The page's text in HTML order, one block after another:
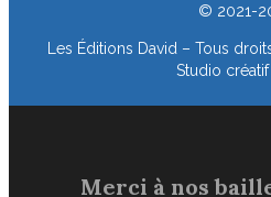
© 2021-
Les Éditions David – Tous
Studio
Merci à nos